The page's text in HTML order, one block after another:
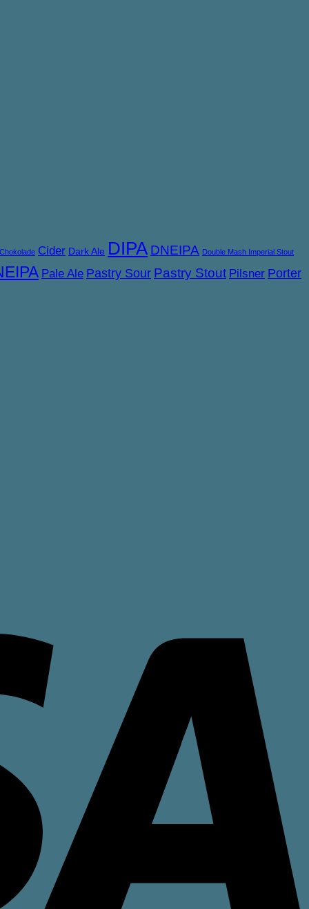
Chokolade Cider Dark Ale DIPA DNEIPA Double Mash Imperial Stout
Pale Ale Pastry Sour Pastry Stout Pilsner Porter